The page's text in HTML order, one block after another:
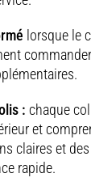
lorsque le
: chaque
et
claires et
rapide.